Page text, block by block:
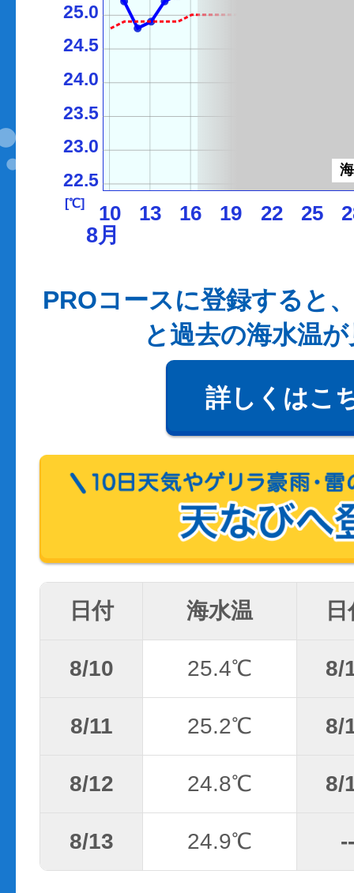
10 13 16 19 22 25
22.5
23.0
23.5
24.0
24.5
25.0
[℃]
8月
PROコースに登録すると
と過去の海水温
詳しくはこ
日付 海水温
8/10 25.4℃ 8/
8/11 25.2℃ 8/
8/12 24.8℃ 8/
8/13 24.9℃ --